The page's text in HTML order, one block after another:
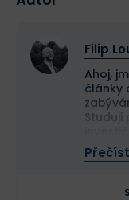
Filip
Ahoj,
články
Studuji
financí.
a tak